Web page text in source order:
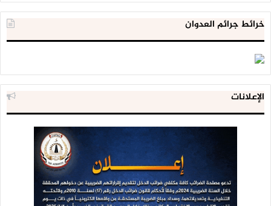
خرائط جرائم العدوان
الإعلانات